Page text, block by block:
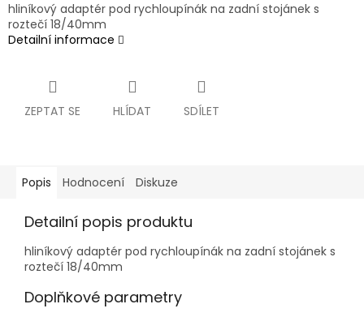
hliníkový adaptér pod rychloupínák na zadní stojánek s
roztečí 18/40mm
Detailní informace
ZEPTAT SE HLÍDAT SDÍLET
Popis Hodnocení Diskuze
Detailní popis produktu
hliníkový adaptér pod rychloupínák na zadní stojánek s
roztečí 18/40mm
Doplňkové parametry